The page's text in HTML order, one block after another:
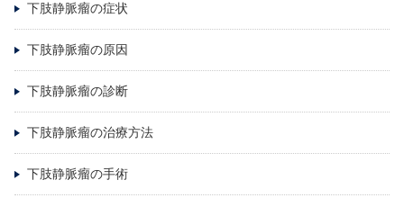
下肢静脈瘤の症状
下肢静脈瘤の原因
下肢静脈瘤の診断
下肢静脈瘤の治療方法
下肢静脈瘤の手術